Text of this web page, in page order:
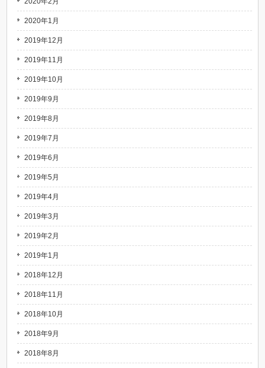
2020年1月
2019年12月
2019年11月
2019年10月
2019年9月
2019年8月
2019年7月
2019年6月
2019年5月
2019年4月
2019年3月
2019年2月
2019年1月
2018年12月
2018年11月
2018年10月
2018年9月
2018年8月